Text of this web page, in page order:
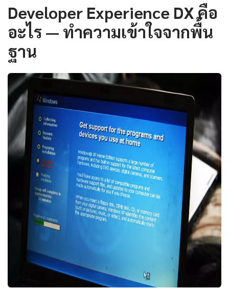
Developer Experience DX คือ
อะไร — ทำความเข้าใจจากพื้น
ฐาน